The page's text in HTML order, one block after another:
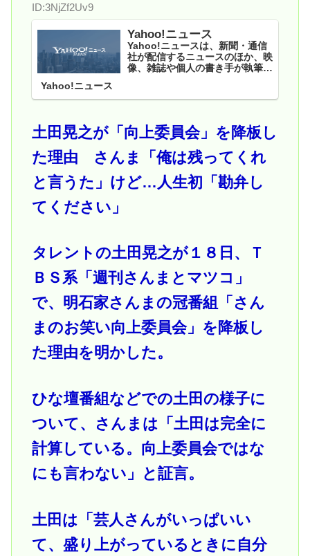
ID:3NjZf2Uv9
Yahoo!ニュース
Yahoo!ニュースは、新聞・通信
社が配信するニュースのほか、映
像、雑誌や個人の書き手が執筆す
Yahoo!ニュース
土田晃之が「向上委員会」を降板し
た理由 さんま「俺は残ってくれ
と言うた」けど…人生初「勘弁し
てください」
タレントの土田晃之が１８日、Ｔ
ＢＳ系「週刊さんまとマツコ」
で、明石家さんまの冠番組「さん
まのお笑い向上委員会」を降板し
た理由を明かした。
ひな壇番組などでの土田の様子に
ついて、さんまは「土田は完全に
計算している。向上委員会ではな
にも言わない」と証言。
土田は「芸人さんがいっぱいい
て、盛り上がっているときに自分